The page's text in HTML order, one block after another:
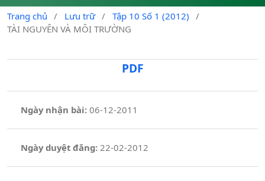
Trang chủ / Lưu trữ / Tập 10 Số 1 (2012)
/
TÀI NGUYÊN VÀ MÔI TRƯỜNG
PDF
Ngày nhận bài: 06-12-2011
Ngày duyệt đăng:22-02-2012